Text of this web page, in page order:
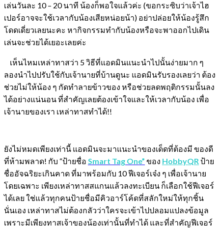
เล่นวันละ 10 – 20 นาที น้องก็พอใจแล้วค่ะ (ขอกระซิบว่าเจ้าไฮ
เปอร์อาจจะใช้เวลากับน้องเสียหน่อยน้า) อย่าปล่อยให้น้องรู้สึก
โดดเดี่ยวเลยนะคะ หากิจกรรมทำกับน้องหรือจะพาออกไปเดิน
เล่นจะช่วยได้เยอะเลยค่ะ
เห็นไหมเหล่าทาสว่า 5 วิธีที่แอดมินแนะนำไปนั้นง่ายมาก ๆ
ลองนำไปปรับใช้กับเจ้านายที่บ้านดูนะ แอดมินรับรองเลยว่า ต้อง
ช่วยไม่ให้น้อง ๆ กัดทำลายข้าวของ หรือช่วยลดพฤติกรรมนั้นลง
ได้อย่างแน่นอน ที่สำคัญเลยต้องเข้าใจและให้เวลากับน้อง เพื่อ
เจ้านายของเรา เหล่าทาสทำได้!!
ยังไม่หมดเพียงเท่านี้ แอดมินจะมาแนะนำของเด็ดที่ต้องมี ของดี
ที่ห้ามพลาด! กับ “ป้ายชื่อ Smart Tag One” ของ HobbyQRป้าย
ชื่ออัจฉริยะเกินคาด ที่มาพร้อมกับ 10 ฟีเจอร์เจ๋ง ๆ เพื่อเจ้านาย
โดยเฉพาะ เพียงเหล่าทาสสแกนแล้วลงทะเบียน ก็เลือกใช้ฟีเจอร์
ได้เลย ใช่แล้วทุกคนป้ายชื่อมีคิวอาร์โค้ดที่สลักใหม่ให้ทุกชิ้น
นั่นเอง เหล่าทาสไม่ต้องกลัวว่าใครจะเข้าไปปลอมแปลงข้อมูล
เพราะมีเพียงทาสเจ้าของน้องเท่านั้นที่ทำได้ และที่สำคัญฟีเจอร์